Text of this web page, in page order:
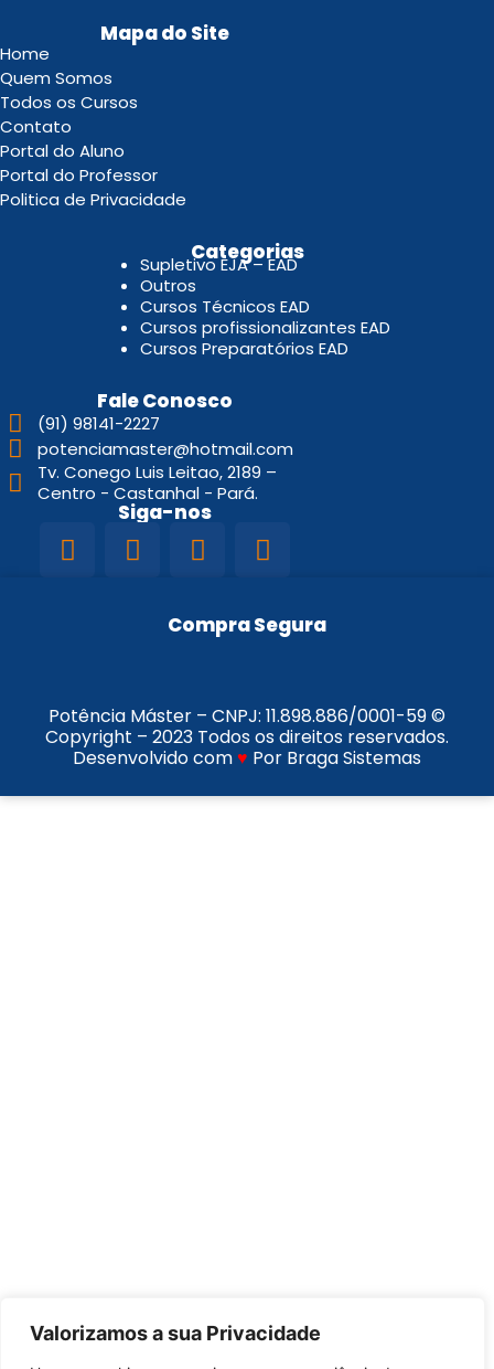
Valorizamos a sua Privacidade
Mapa do Site
Home
Quem Somos
Todos os Cursos
Contato
Portal do Aluno
Portal do Professor
Politica de Privacidade
Categorias
Supletivo EJA – EAD
Outros
Cursos Técnicos EAD
Cursos profissionalizantes EAD
Cursos Preparatórios EAD
Fale Conosco
(91) 98141-2227
potenciamaster@hotmail.com
Tv. Conego Luis Leitao, 2189 –
Centro - Castanhal - Pará.
Siga-nos
Compra Segura
Potência Máster – CNPJ: 11.898.886/0001-59©
Copyright – 2023 Todos os direitos reservados.
Desenvolvido com♥ Por Braga Sistemas